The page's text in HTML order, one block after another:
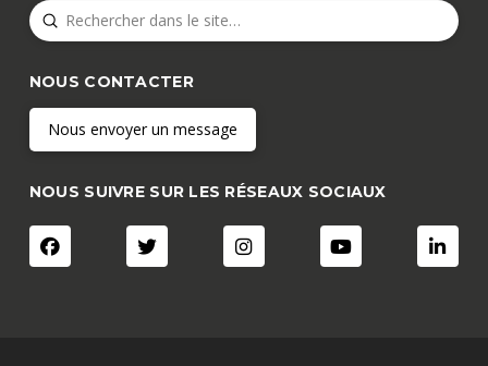
Search
Submit
NOUS CONTACTER
Nous envoyer un message
NOUS SUIVRE SUR LES RÉSEAUX SOCIAUX